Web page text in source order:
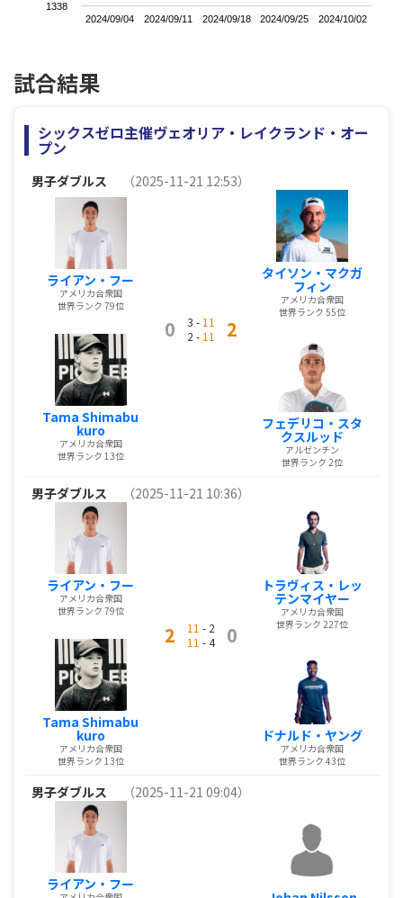
2024/09/04 2024/09/11 2024/09/18 2024/09/25 2024/10/02
1338
試合結果
シックスゼロ主催ヴェオリア・レイクランド・オー
プン
男子ダブルス （2025-11-21 12:53）
ライアン・フー
アメリカ合衆国
世界ランク 79位
Tama Shimabu
kuro
アメリカ合衆国
世界ランク 13位
0 3 - 11
2 - 11 2
タイソン・マクガ
フィン
アメリカ合衆国
世界ランク 55位
フェデリコ・スタ
クスルッド
アルゼンチン
世界ランク 2位
男子ダブルス （2025-11-21 10:36）
ライアン・フー
アメリカ合衆国
世界ランク 79位
Tama Shimabu
kuro
アメリカ合衆国
世界ランク 13位
2 11 - 2
11 - 4 0
トラヴィス・レッ
テンマイヤー
アメリカ合衆国
世界ランク 227位
ドナルド・ヤング
アメリカ合衆国
世界ランク 43位
男子ダブルス （2025-11-21 09:04）
ライアン・フー